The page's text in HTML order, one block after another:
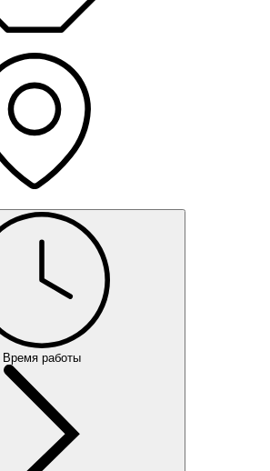
Время работы